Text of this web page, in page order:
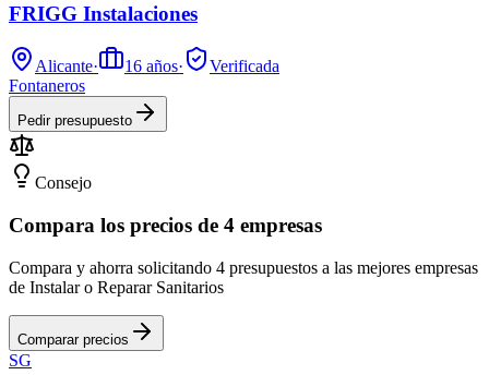
FRIGG Instalaciones
Alicante· 16 años·
Verificada
Fontaneros
Pedir presupuesto
Consejo
Compara los precios de 4 empresas
Compara y ahorra solicitando 4 presupuestos a las mejores empresas
de Instalar o Reparar Sanitarios
Comparar precios
SG